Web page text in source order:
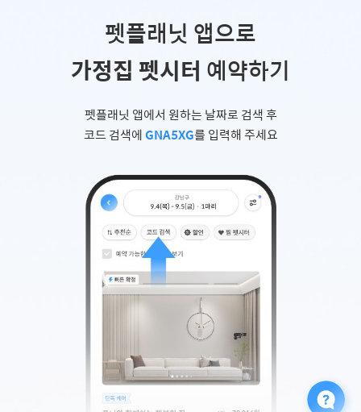
펫플래닛 앱으로
가정집 펫시터 예약하기
펫플래닛 앱에서 원하는 날짜로 검색 후
코드 검색에GNA5XG를 입력해 주세요